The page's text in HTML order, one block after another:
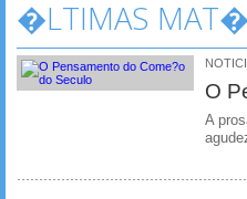
�LTIMAS
O
A